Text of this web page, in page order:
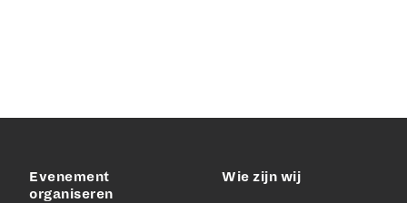
Evenement
organiseren
Wie zijn wij